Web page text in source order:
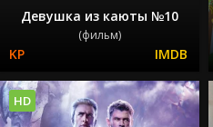
Девушка из каюты №10
(фильм)
HD